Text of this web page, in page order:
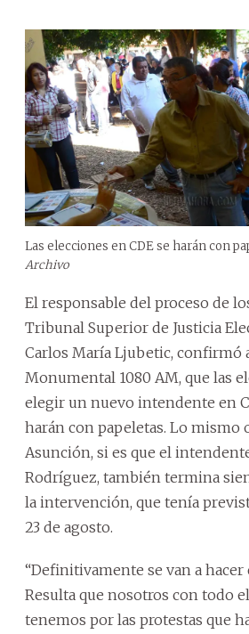
Las elecciones en CDE se harán con
Archivo
El responsable del proceso de
Tribunal Superior de Justicia
Carlos María Ljubetic, confirmó
Monumental 1080 AM, que las
elegir un nuevo intendente en
harán con papeletas. Lo mismo
Asunción, si es que el
Rodríguez, también termina
la intervención, que tenía
23 de agosto.
“Definitivamente se van a hacer
Resulta que nosotros con todo
tenemos por las protestas que